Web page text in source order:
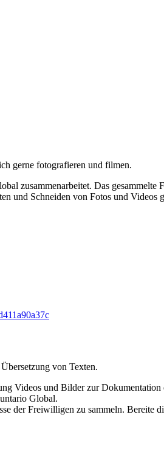
gerne fotografieren und filmen.
zusammenarbeitet. Das gesammelte
und Schneiden von Fotos und Videos
von Texten.
Videos und Bilder zur
Global.
der Freiwilligen zu sammeln. Bereite